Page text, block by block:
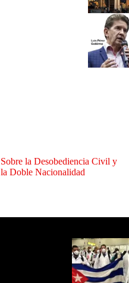
Sobre la Desobediencia Civil y
la Doble Nacionalidad